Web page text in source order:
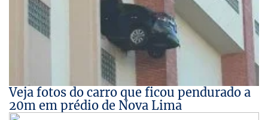
Veja fotos do carro que ficou pendurado a
20m em prédio de Nova Lima